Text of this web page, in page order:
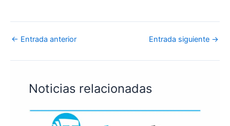
← Entrada anterior Entrada siguiente →
Noticias relacionadas